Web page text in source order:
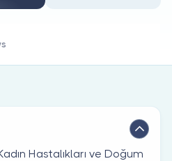
doctor?
Hastalıkları ve Doğum